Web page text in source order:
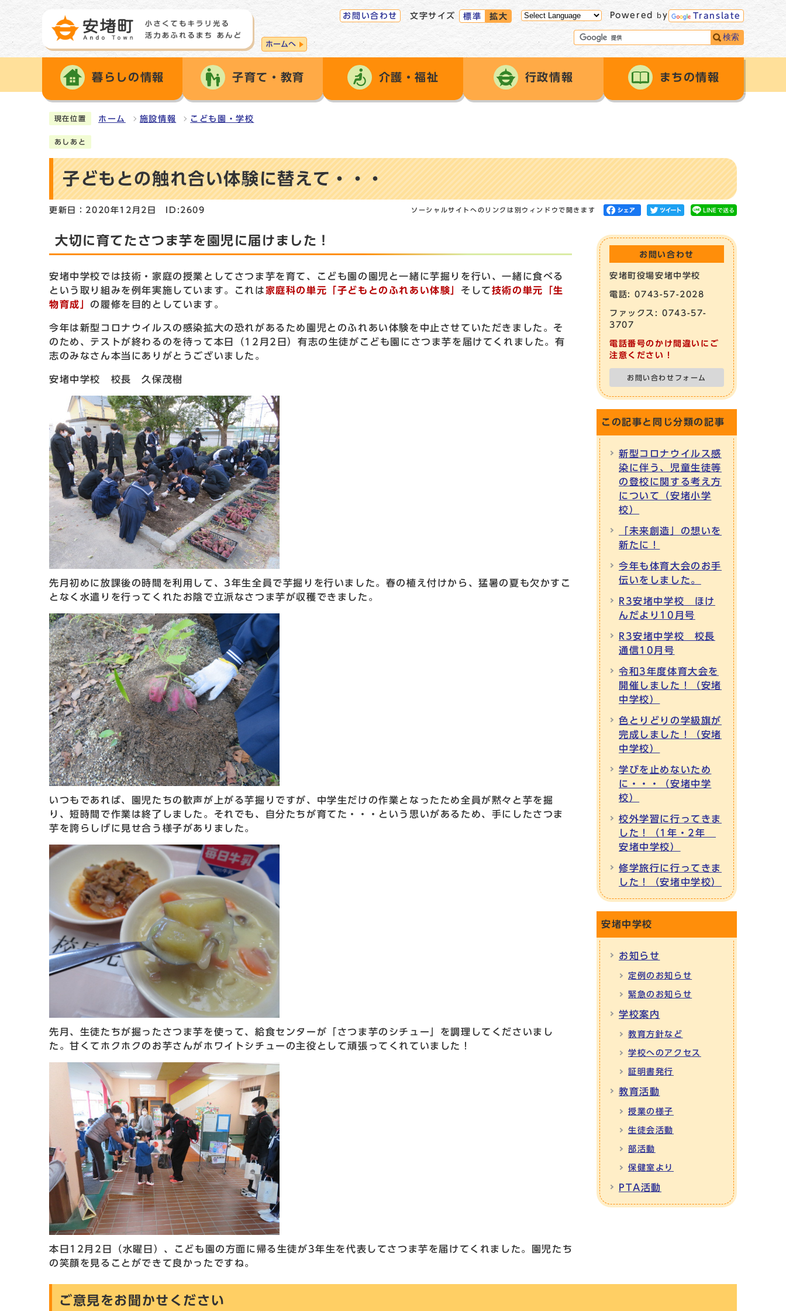
ホームへ
お問い合わせ 文字サイズ 標準 拡大 Powered by Translate
検索
暮らしの情報 子育て・教育 介護・福祉 行政情報 まちの情報
現在位置 ホーム 施設情報 こども園・学校
あしあと
子どもとの触れ合い体験に替えて・・・
更新日：2020年12月2日 ID:2609 ソーシャルサイトへのリンクは別ウィンドウで開きます
大切に育てたさつま芋を園児に届けました！
安堵中学校では技術・家庭の授業としてさつま芋を育て、こども園の園児と一緒に芋掘りを行い、一緒に食べる
という取り組みを例年実施しています。これは家庭科の単元「子どもとのふれあい体験」 そして技術の単元「生
物育成」 の履修を目的としています。
今年は新型コロナウイルスの感染拡大の恐れがあるため園児とのふれあい体験を中止させていただきました。そ
のため、テストが終わるのを待って本日（12月2日）有志の生徒がこども園にさつま芋を届けてくれました。有
志のみなさん本当にありがとうございました。
安堵中学校 校長 久保茂樹
先月初めに放課後の時間を利用して、3年生全員で芋掘りを行いました。春の植え付けから、猛暑の夏も欠かすこ
となく水遣りを行ってくれたお陰で立派なさつま芋が収穫できました。
いつもであれば、園児たちの歓声が上がる芋掘りですが、中学生だけの作業となったため全員が黙々と芋を掘
り、短時間で作業は終了しました。それでも、自分たちが育てた・・・という思いがあるため、手にしたさつま
芋を誇らしげに見せ合う様子がありました。
先月、生徒たちが掘ったさつま芋を使って、給食センターが「さつま芋のシチュー」を調理してくださいまし
た。甘くてホクホクのお芋さんがホワイトシチューの主役として頑張ってくれていました！
本日12月2日（水曜日）、こども園の方面に帰る生徒が3年生を代表してさつま芋を届けてくれました。園児たち
の笑顔を見ることができて良かったですね。
お問い合わせ
安堵町役場安堵中学校
電話: 0743-57-2028
ファックス: 0743-57-
3707
電話番号のかけ間違いにご
注意ください！
お問い合わせフォーム
この記事と同じ分類の記事
新型コロナウイルス感
染に伴う、児童生徒等
の登校に関する考え方
について（安堵小学
校）
「未来創造」の想いを
新たに！
今年も体育大会のお手
伝いをしました。
R3安堵中学校 ほけ
んだより10月号
R3安堵中学校 校長
通信10月号
令和3年度体育大会を
開催しました！（安堵
中学校）
色とりどりの学級旗が
完成しました！（安堵
中学校）
学びを止めないため
に・・・（安堵中学
校）
校外学習に行ってきま
した！（1年・2年
安堵中学校）
修学旅行に行ってきま
した！（安堵中学校）
安堵中学校
お知らせ
定例のお知らせ
緊急のお知らせ
学校案内
教育方針など
学校へのアクセス
証明書発行
教育活動
授業の様子
生徒会活動
部活動
保健室より
PTA活動
ご意見をお聞かせください